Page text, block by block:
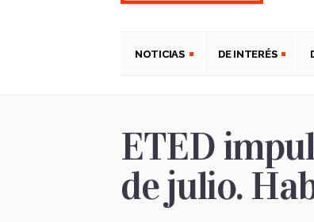
NOTICIAS DE INTERÉS
ETED
de julio.